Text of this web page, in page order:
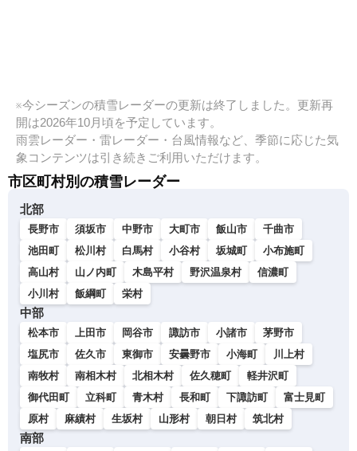
※今シーズンの積雪レーダーの更新は終了しました。更新再
開は2026年10月頃を予定しています。
雨雲レーダー・雷レーダー・台風情報など、季節に応じた気
象コンテンツは引き続きご利用いただけます。
市区町村別の積雪レーダー
北部
長野市 須坂市 中野市 大町市 飯山市
千曲市
池田町
松川村 白馬村 小谷村 坂城町
小布施町
高山村
山ノ内町 木島平村 野沢温泉村
信濃町
小川村
飯綱町 栄村
中部
松本市 上田市 岡谷市 諏訪市 小諸市
茅野市
塩尻市
佐久市 東御市 安曇野市 小海町
川上村
南牧村
南相木村 北相木村 佐久穂町
軽井沢町
御代田町
立科町 青木村 長和町 下諏訪町
富士見町
原村
麻績村 生坂村 山形村 朝日村 筑北村
南部